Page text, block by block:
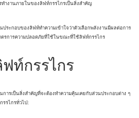
ทำงานภายในของลิฟท์กรรไกรเป็นสิ่งสำคัญ
ประกอบของลิฟท์ทำความเข้าใจว่าตัวเลือกพลังงานมีผลต่อการ
รการความปลอดภัยที่ใช้ในขณะที่ใช้ลิฟท์กรรไกร
ท์กรรไกร
การเป็นสิ่งสำคัญที่จะต้องทำความคุ้นเคยกับส่วนประกอบต่าง ๆ
รรไกรทั่วไป: